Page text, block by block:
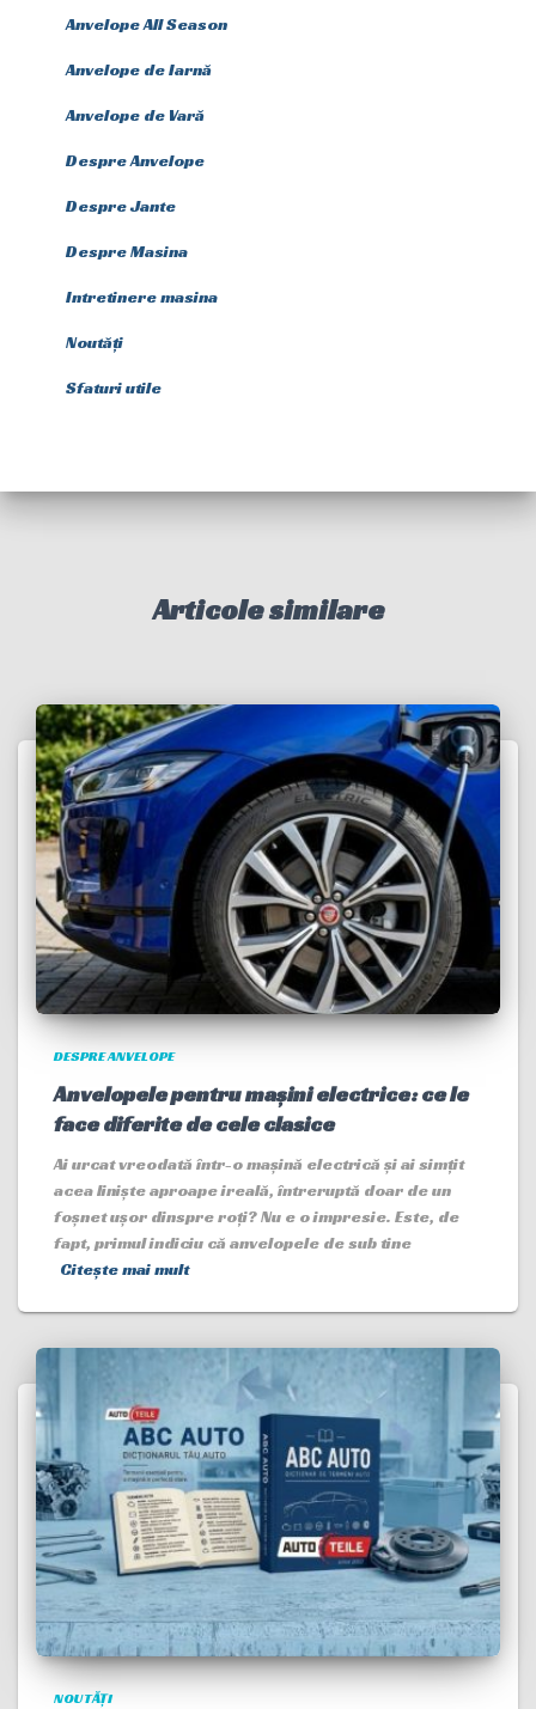
Anvelope All Season
Anvelope de Iarnă
Anvelope de Vară
Despre Anvelope
Despre Jante
Despre Masina
Intretinere masina
Noutăți
Sfaturi utile
Articole similare
DESPRE ANVELOPE
Anvelopele pentru mașini electrice: ce le
face diferite de cele clasice
Ai urcat vreodată într-o mașină electrică și ai simțit
acea liniște aproape ireală, întreruptă doar de un
foșnet ușor dinspre roți? Nu e o impresie. Este, de
fapt, primul indiciu că anvelopele de sub tine
Citește mai mult
NOUTĂȚI